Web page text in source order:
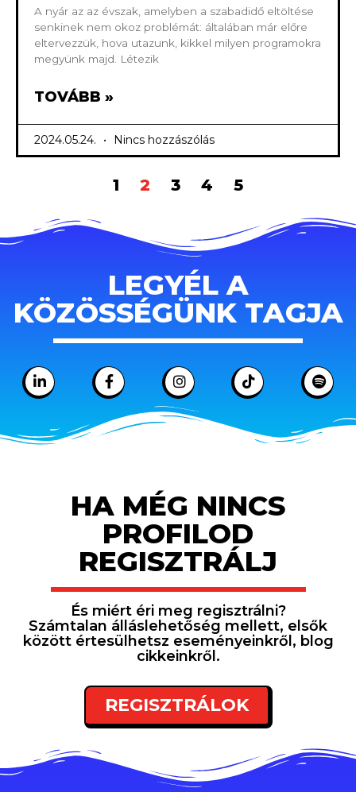
A nyár az az évszak, amelyben a szabadidő eltöltése
senkinek nem okoz problémát: általában már előre
eltervezzük, hova utazunk, kikkel milyen programokra
megyünk majd. Létezik
TOVÁBB »
2024.05.24. Nincs hozzászólás
1 2 3 4 5
LEGYÉL A
KÖZÖSSÉGÜNK TAGJA
HA MÉG NINCS
PROFILOD
REGISZTRÁLJ
És miért éri meg regisztrálni?
Számtalan álláslehetőség mellett, elsők
között értesülhetsz eseményeinkről, blog
cikkeinkről.
REGISZTRÁLOK